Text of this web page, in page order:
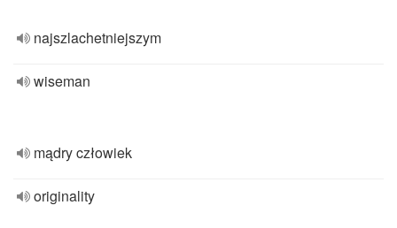
najszlachetniejszym
wiseman
mądry człowiek
originality